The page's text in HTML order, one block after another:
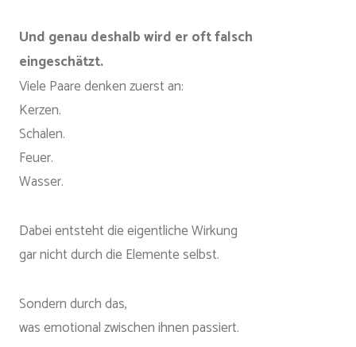
Und genau deshalb wird er oft falsch
eingeschätzt.
Viele Paare denken zuerst an:
Kerzen.
Schalen.
Feuer.
Wasser.
Dabei entsteht die eigentliche Wirkung
gar nicht durch die Elemente selbst.
Sondern durch das,
was emotional zwischen ihnen passiert.